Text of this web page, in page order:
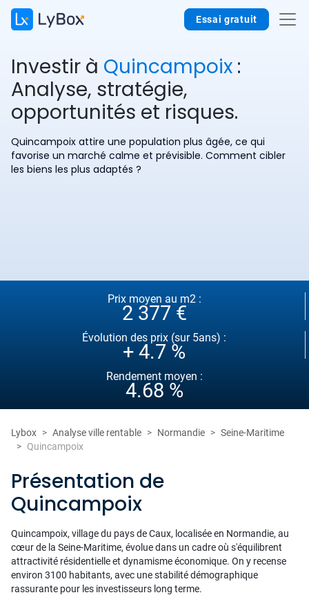
Essai gratuit
Investir à Quincampoix :
Analyse, stratégie,
opportunités et risques.
Quincampoix attire une population plus âgée, ce qui
favorise un marché calme et prévisible. Comment cibler
les biens les plus adaptés ?
Prix moyen au m2 :
2 377 €
Évolution des prix (sur 5ans) :
+ 4.7 %
Rendement moyen :
4.68 %
Lybox Analyse ville rentable Normandie
Seine-Maritime
Quincampoix
Présentation de
Quincampoix
Quincampoix, village du pays de Caux, localisée en Normandie, au
cœur de la Seine-Maritime, évolue dans un cadre où s'équilibrent
attractivité résidentielle et dynamisme économique. On y recense
environ 3100 habitants, avec une stabilité démographique
rassurante pour les investisseurs long terme.